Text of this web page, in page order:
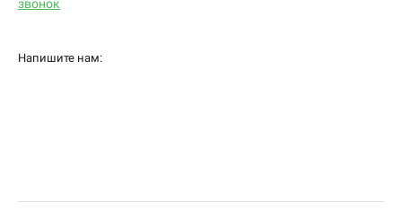
звонок
Напишите нам: